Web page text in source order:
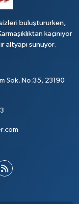
buluştururken,
kaçınıyor
altyapı sunuyor.
Sok. No:35, 23190